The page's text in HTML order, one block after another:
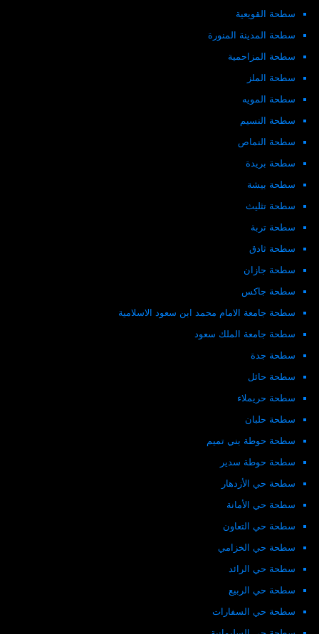
سطحة القويعية
سطحة المدينة المنورة
سطحة المزاحمية
سطحة الملز
سطحة المويه
سطحة النسيم
سطحة النماص
سطحة بريدة
سطحة بيشة
سطحة تثليث
سطحة تربة
سطحة ثادق
سطحة جازان
سطحة جاكس
سطحة جامعة الامام محمد ابن سعود الاسلامية
سطحة جامعة الملك سعود
سطحة جدة
سطحة حائل
سطحة حريملاء
سطحة حلبان
سطحة حوطة بني تميم
سطحة حوطة سدير
سطحة حي الأزدهار
سطحة حي الأمانة
سطحة حي التعاون
سطحة حي الخزامي
سطحة حي الرائد
سطحة حي الربيع
سطحة حي السفارات